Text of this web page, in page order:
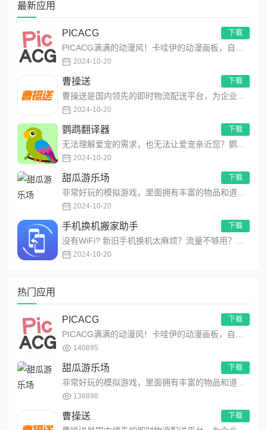
最新应用
PICACG
PICACG满满的动漫风！卡哇伊的动漫画板，自由创作动漫作品！功能强大的动漫元素工具箱，可自由编辑制作动漫美图...
2024-10-20
下载
曹操送
曹操送是国内领先的即时物流配送平台，为企业提供互联网+配送解决方案，同时聚焦同城，为个人提供安全、便捷、高效的...
2024-10-20
下载
鹦鹉翻译器
无法理解爱宠的需求，也无法让爱宠亲近您？鹦鹉翻译器，为您提供一个与鹦鹉宠物沟通的渠道。1、轻松进行鹦鹉语言翻译...
2024-10-20
下载
甜瓜游乐场
非常好玩的模拟游戏，里面拥有丰富的物品和道具，让玩家们可以自由的展现你的想象力，在这里模拟出不同的场景，用最简...
2024-10-20
下载
手机换机搬家助手
没有WiFi? 新旧手机换机太麻烦？流量不够用？传大文件太慢？没关系，快来试试！最酷最快的多功能文件传输应用！...
2024-10-20
下载
热门应用
PICACG
PICACG满满的动漫风！卡哇伊的动漫画板，自由创作动漫作品！功能强大的动漫元素工具箱，可自由编辑制作动漫美图...
140895
下载
甜瓜游乐场
非常好玩的模拟游戏，里面拥有丰富的物品和道具，让玩家们可以自由的展现你的想象力，在这里模拟出不同的场景，用最简...
138898
下载
曹操送 下载